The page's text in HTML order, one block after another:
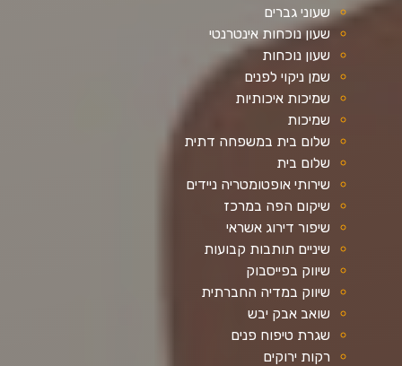
שעוני גברים
שעון נוכחות אינטרנטי
שעון נוכחות
שמן ניקוי לפנים
שמיכות איכותיות
שמיכות
שלום בית במשפחה דתית
שלום בית
שירותי אופטומטריה ניידים
שיקום הפה במרכז
שיפור דירוג אשראי
שיניים תותבות קבועות
שיווק בפייסבוק
שיווק במדיה החברתית
שואב אבק יבש
שגרת טיפוח פנים
רקות ירוקים